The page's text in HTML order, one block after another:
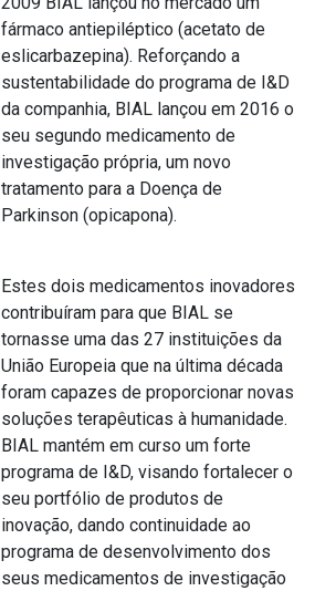
fármaco antiepiléptico (acetato de
eslicarbazepina). Reforçando a
sustentabilidade do programa de I&D
da companhia, BIAL lançou em 2016 o
seu segundo medicamento de
investigação própria, um novo
tratamento para a Doença de
Parkinson (opicapona).
Estes dois medicamentos inovadores
contribuíram para que BIAL se
tornasse uma das 27 instituições da
União Europeia que na última década
foram capazes de proporcionar novas
soluções terapêuticas à humanidade.
BIAL mantém em curso um forte
programa de I&D, visando fortalecer o
seu portfólio de produtos de
inovação, dando continuidade ao
programa de desenvolvimento dos
seus medicamentos de investigação